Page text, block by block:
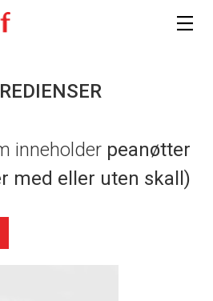
inneholder peanøtter
med eller uten skall)